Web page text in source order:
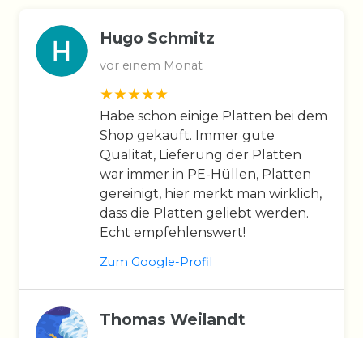
Hugo Schmitz
vor einem Monat
Habe schon einige Platten bei dem
Shop gekauft. Immer gute
Qualität, Lieferung der Platten
war immer in PE-Hüllen, Platten
gereinigt, hier merkt man wirklich,
dass die Platten geliebt werden.
Echt empfehlenswert!
Zum Google-Profil
Thomas Weilandt